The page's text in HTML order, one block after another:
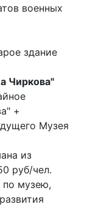
военных
здание
Чиркова"
+
Музея
из
руб/чел.
по музею,